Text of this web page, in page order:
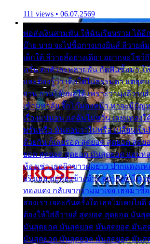
111 views • 06.07.2569
พ่อส่งเงินสามพัน ให้ฉันเรียนราม ได้
บ๊าย บาย จะไปซื้อกางเกงยีนส์ ลีวายส์ม
เด็กใต้ ลีวายส์อย่างเดียว อยากจะโชว์
หวั่น ตกตัวละหลายพัน กัดฟันซื้อมา ให้
และต้องรู้ว่า เด็กใต้ไม่ธรรมดา แต่สุดย
ยวน กวนโอ๊ยพอได้ เพราะว่านุ่งลีวาย
เข้ามหาลัย จิ๊กโก๊มองหน้า ท่าจะมีปัญ
เรื่องแน่นอน แต่ฉันไม่หวั่น เลยแหลง
พรั่นพรือ มันตอบว่าไม่พรื่อ เปลี่ยนเป็น
ด้วยกัน ก็เลยรอด สุดยอด สุดยอด สุด
ยอด สุดยอด สุดยอด มันสุดยอด แอบห
ห้องเช่า เธอผิวขาวผมยาว ปากแดงแ
จริงเธอ อยู่ห้องข้างข้าง อยากเข้าไปแ
ทองแดง กลับจากรามมาเจอ เธอมา
สองเรา เจอะกันครั้งใด เธอไม่เคยไย
ต้องให้ใส่ลีวายส์ สุดยอด สุดยอด มันสุ
มันสุดยอด มันสุดยอด มันสุดยอด มันสุ
มันสุดยอด มันสุดยอด มันสุดยอด มันสุ